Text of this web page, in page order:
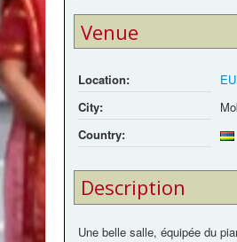
Venue
Location:
City:
Country:
Description
Une belle salle, équipée du